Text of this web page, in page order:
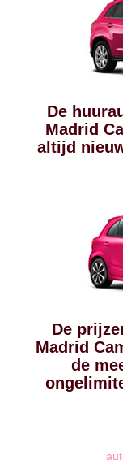
De
Madrid
altijd
De
Madrid
de